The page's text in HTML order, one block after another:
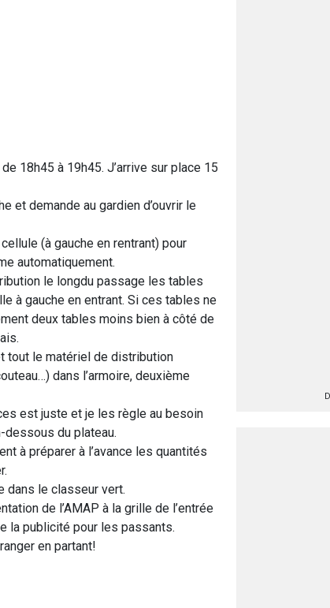
18h45 à 19h45. J’arrive sur place 15
et demande au gardien d’ouvrir le
(à gauche en rentrant) pour
automatiquement.
le longdu passage les tables
à gauche en entrant. Si ces tables ne
deux tables moins bien à côté de
tout le matériel de distribution
dans l’armoire, deuxième
est juste et je les règle au besoin
du plateau.
à préparer à l’avance les quantités
dans le classeur vert.
de l’AMAP à la grille de l’entrée
la publicité pour les passants.
en partant!